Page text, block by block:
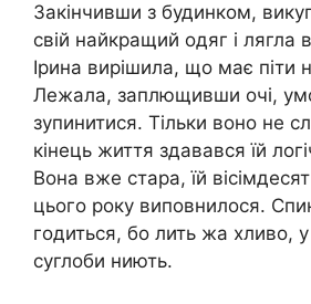
Закінчивши з будинком,
свій найкращий одяг і лягла
Ірина вирішила, що має піти
Лежала, заплющивши очі,
зупинитися. Тільки воно не
кінець життя здавався їй
Вона вже стара, їй вісімдесят
цього року виповнилося.
годиться, бо лить жа хливо,
суглоби ниють.